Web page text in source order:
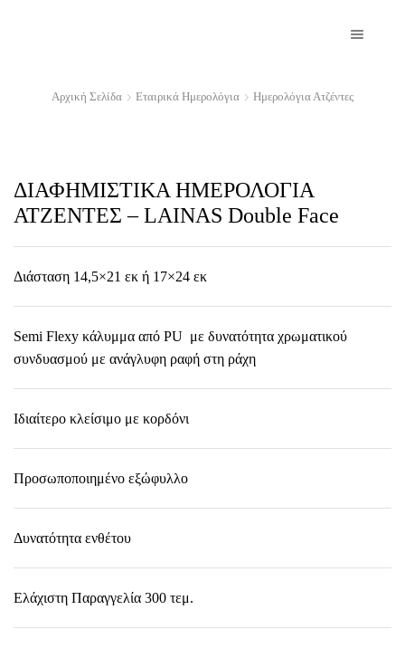
Αρχική Σελίδα Εταιρικά Ημερολόγια Ημερολόγια Ατζέντες
ΔΙΑΦΗΜΙΣΤΙΚΑ ΗΜΕΡΟΛΟΓΙΑ
ΑΤΖΕΝΤΕΣ – LAINAS Dοuble Face
Διάσταση 14,5×21 εκ ή 17×24 εκ
Semi Flexy κάλυμμα από PU με δυνατότητα χρωματικού
συνδυασμού με ανάγλυφη ραφή στη ράχη
Ιδιαίτερο κλείσιμο με κορδόνι
Προσωποποιημένο εξώφυλλο
Δυνατότητα ενθέτου
Ελάχιστη Παραγγελία 300 τεμ.